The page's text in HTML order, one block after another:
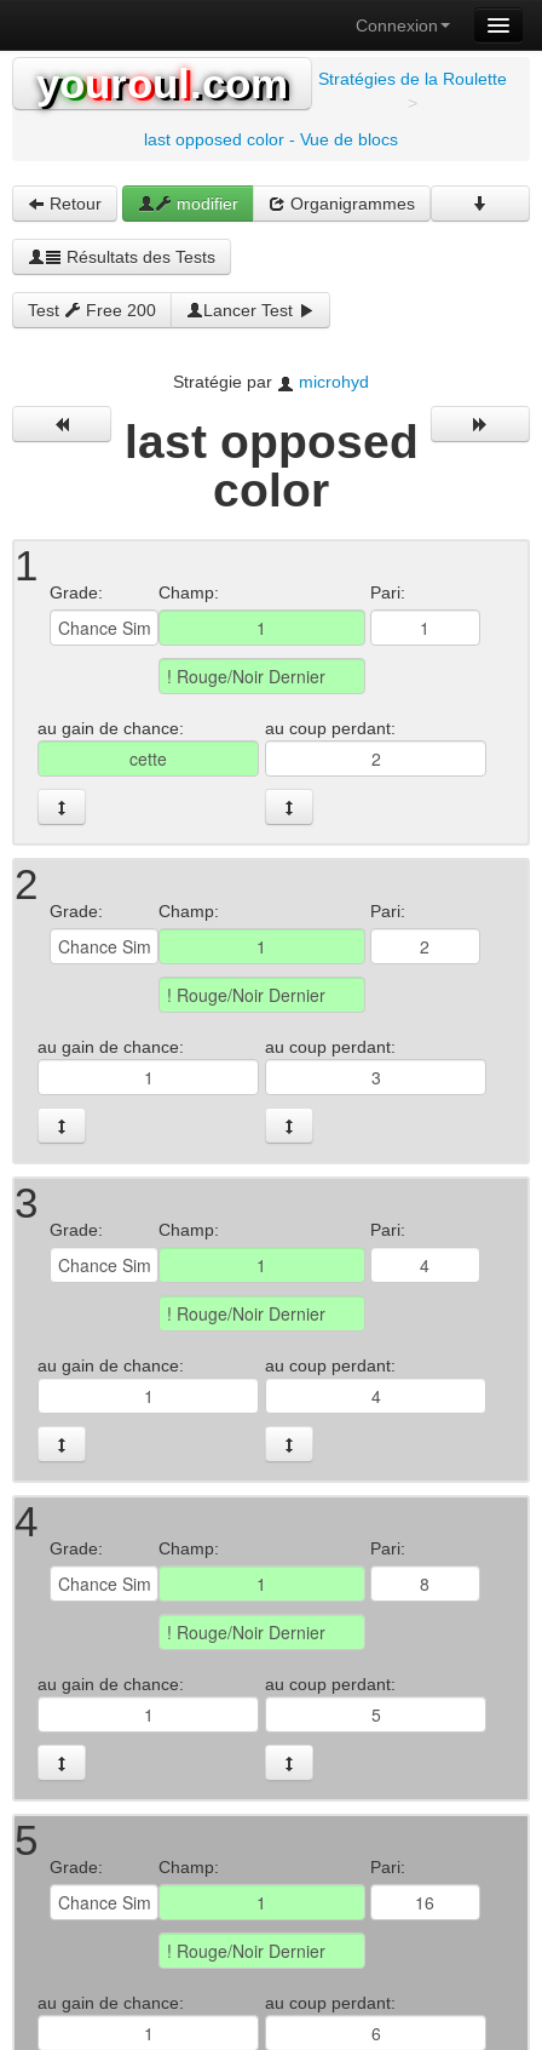
Connexion
youroul.com
Stratégies de la Roulette
>
last opposed color - Vue de blocs
Retour modifier Organigrammes
Résultats des Tests
Test Free 200 Lancer Test
Stratégie par microhyd
last opposed
color
1
Grade: Champ: Pari:
au gain de chance: au coup perdant:
2
Grade: Champ: Pari:
au gain de chance: au coup perdant:
3
Grade: Champ: Pari:
au gain de chance: au coup perdant:
4
Grade: Champ: Pari:
au gain de chance: au coup perdant:
5
Grade: Champ: Pari:
au gain de chance: au coup perdant: